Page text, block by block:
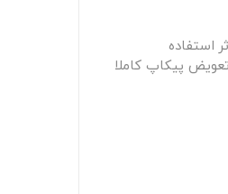
استفاده
پیکاپ کاملا